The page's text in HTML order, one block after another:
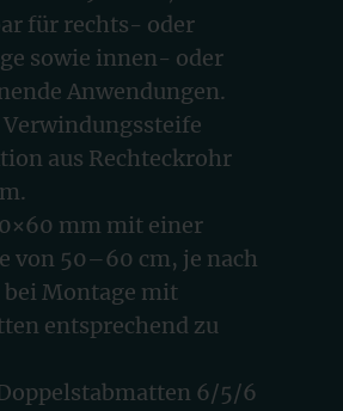
für rechts- oder
sowie innen- oder
Anwendungen.
aus Rechteckrohr
mm mit einer
von 50–60 cm, je nach
Montage mit
entsprechend zu
6/5/6